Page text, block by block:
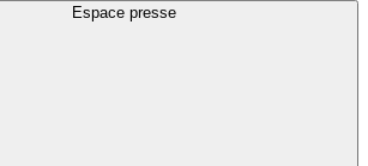
Espace presse